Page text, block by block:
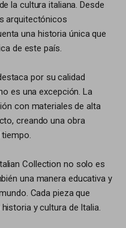
la cultura italiana. Desde
arquitectónicos
una historia única que
de este país.
por su calidad
es una excepción. La
con materiales de alta
creando una obra
Collection no solo es
una manera educativa y
Cada pieza que
y cultura de Italia.